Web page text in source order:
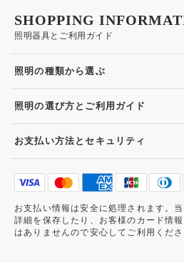
照明器具とご利用ガイド
SHOPPING
照明の種類から選ぶ
照明の選び方とご利用ガイド
お支払い方法とセキュリティ
お支払い情報は安全に処理されます。
詳細を保存したり、お客様のカード情
はありませんので安心してご利用くださ